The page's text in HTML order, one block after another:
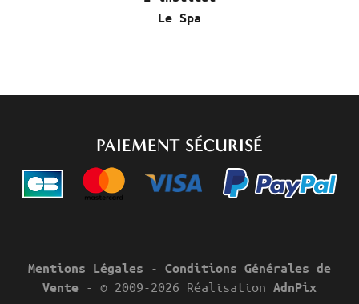
Le Spa
PAIEMENT SÉCURISÉ
Mentions Légales - Conditions Générales de
Vente - © 2009-2026 Réalisation AdnPix